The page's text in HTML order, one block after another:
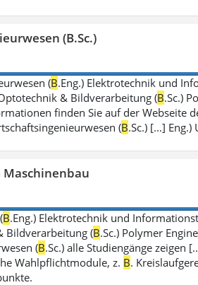
(B.Sc.)
(B.Eng.) Elektrotechnik und
& Bildverarbeitung (B.Sc.)
finden Sie auf der Webseite
(B.Sc.) [...]
B.Eng.) Elektrotechnik und
Bildverarbeitung (B.Sc.) Polymer
(B.Sc.) alle Studiengänge
Wahlpflichtmodule, z. B.